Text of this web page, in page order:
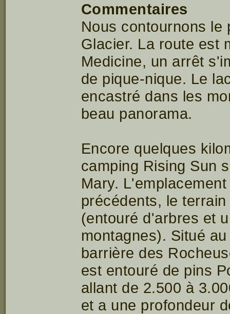
Commentaires
Nous contournons le
Glacier. La route est
Medicine, un arrêt
de pique-nique. Le
encastré dans les
beau panorama.
Encore quelques
camping Rising Sun
Mary.
précédents, le
(entouré d'arbres et
montagnes). Situé
barrière des
est entouré de pins
allant de 2.500 à
et a une profondeur